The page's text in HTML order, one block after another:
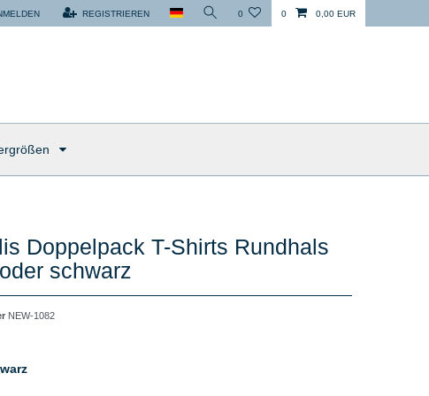
REGISTRIEREN 0 0 0,00 EUR
Doppelpack T-Shirts Rundhals
schwarz
NEW-1082